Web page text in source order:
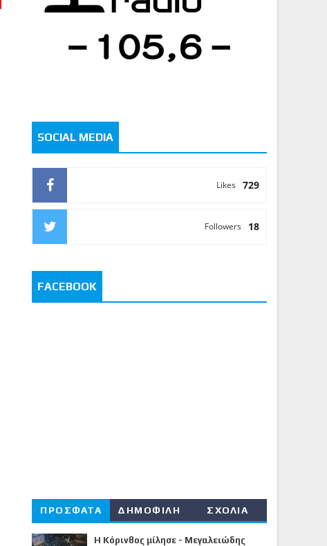
SOCIAL MEDIA
729
Likes
18
Followers
FACEBOOK
ΠΡΟΣΦΑΤΑ ΔΗΜΟΦΙΛΗ ΣΧΟΛΙΑ
Η Κόρινθος μίλησε - Μεγαλειώδης